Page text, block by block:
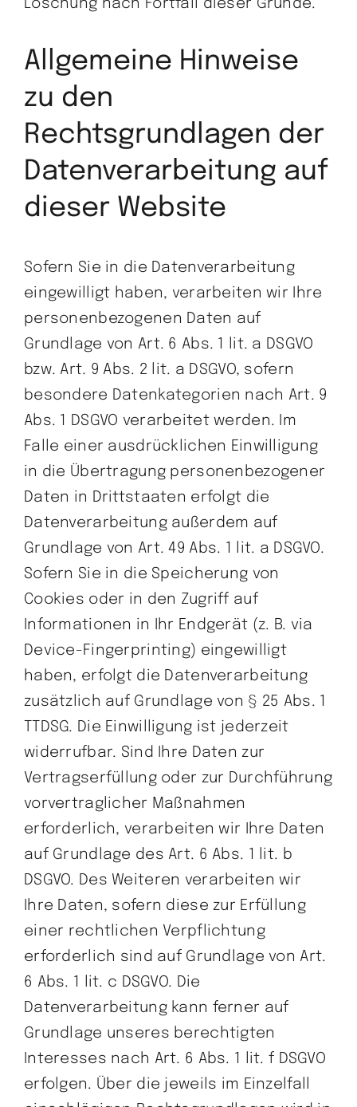
Löschung nach Fortfall dieser Gründe.
Allgemeine Hinweise
zu den
Rechtsgrundlagen der
Datenverarbeitung auf
dieser Website
Sofern Sie in die Datenverarbeitung
eingewilligt haben, verarbeiten wir Ihre
personenbezogenen Daten auf
Grundlage von Art. 6 Abs. 1 lit. a DSGVO
bzw. Art. 9 Abs. 2 lit. a DSGVO, sofern
besondere Datenkategorien nach Art. 9
Abs. 1 DSGVO verarbeitet werden. Im
Falle einer ausdrücklichen Einwilligung
in die Übertragung personenbezogener
Daten in Drittstaaten erfolgt die
Datenverarbeitung außerdem auf
Grundlage von Art. 49 Abs. 1 lit. a DSGVO.
Sofern Sie in die Speicherung von
Cookies oder in den Zugriff auf
Informationen in Ihr Endgerät (z. B. via
Device-Fingerprinting) eingewilligt
haben, erfolgt die Datenverarbeitung
zusätzlich auf Grundlage von § 25 Abs. 1
TTDSG. Die Einwilligung ist jederzeit
widerrufbar. Sind Ihre Daten zur
Vertragserfüllung oder zur Durchführung
vorvertraglicher Maßnahmen
erforderlich, verarbeiten wir Ihre Daten
auf Grundlage des Art. 6 Abs. 1 lit. b
DSGVO. Des Weiteren verarbeiten wir
Ihre Daten, sofern diese zur Erfüllung
einer rechtlichen Verpflichtung
erforderlich sind auf Grundlage von Art.
6 Abs. 1 lit. c DSGVO. Die
Datenverarbeitung kann ferner auf
Grundlage unseres berechtigten
Interesses nach Art. 6 Abs. 1 lit. f DSGVO
erfolgen. Über die jeweils im Einzelfall